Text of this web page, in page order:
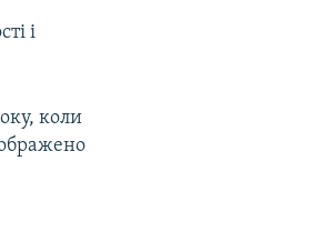
і
коли